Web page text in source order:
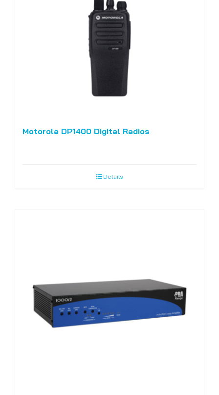
Motorola DP1400 Digital Radios
Details